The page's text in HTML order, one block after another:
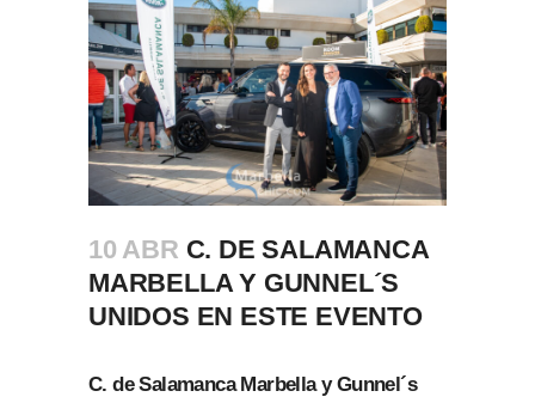
10 ABR C. DE SALAMANCA
MARBELLA Y GUNNEL´S
UNIDOS EN ESTE EVENTO
C. de Salamanca Marbella y Gunnel´s